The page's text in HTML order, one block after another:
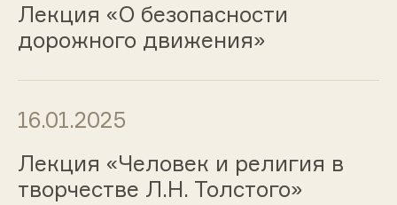
Лекция «О безопасности
дорожного движения»
16.01.2025
Лекция «Человек и религия в
творчестве Л.Н. Толстого»